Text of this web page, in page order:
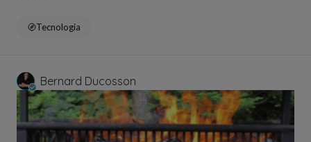
Tecnologia
Bernard Ducosson